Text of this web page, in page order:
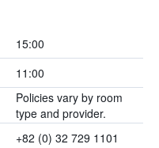
15:00
11:00
Policies vary by room
type and provider.
+82 (0) 32 729 1101